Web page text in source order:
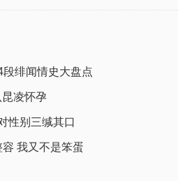
绯闻情史大盘点
凌怀孕
性别三缄其口
我又不是笨蛋